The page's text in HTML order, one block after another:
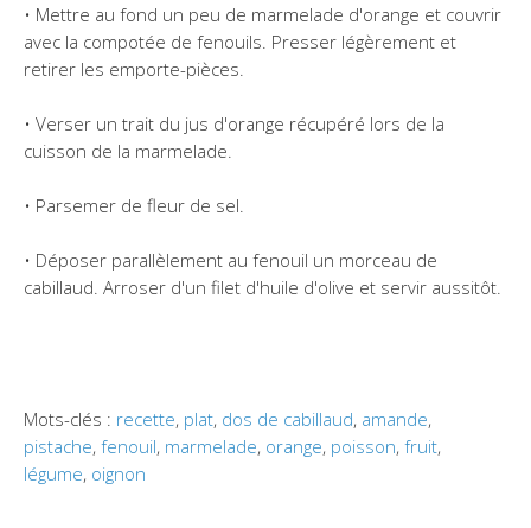
• Mettre au fond un peu de marmelade d'orange et couvrir
avec la compotée de fenouils. Presser légèrement et
retirer les emporte-pièces.
• Verser un trait du jus d'orange récupéré lors de la
cuisson de la marmelade.
• Parsemer de fleur de sel.
• Déposer parallèlement au fenouil un morceau de
cabillaud. Arroser d'un filet d'huile d'olive et servir aussitôt.
Mots-clés : recette, plat, dos de cabillaud, amande,
pistache, fenouil, marmelade, orange, poisson, fruit,
légume, oignon